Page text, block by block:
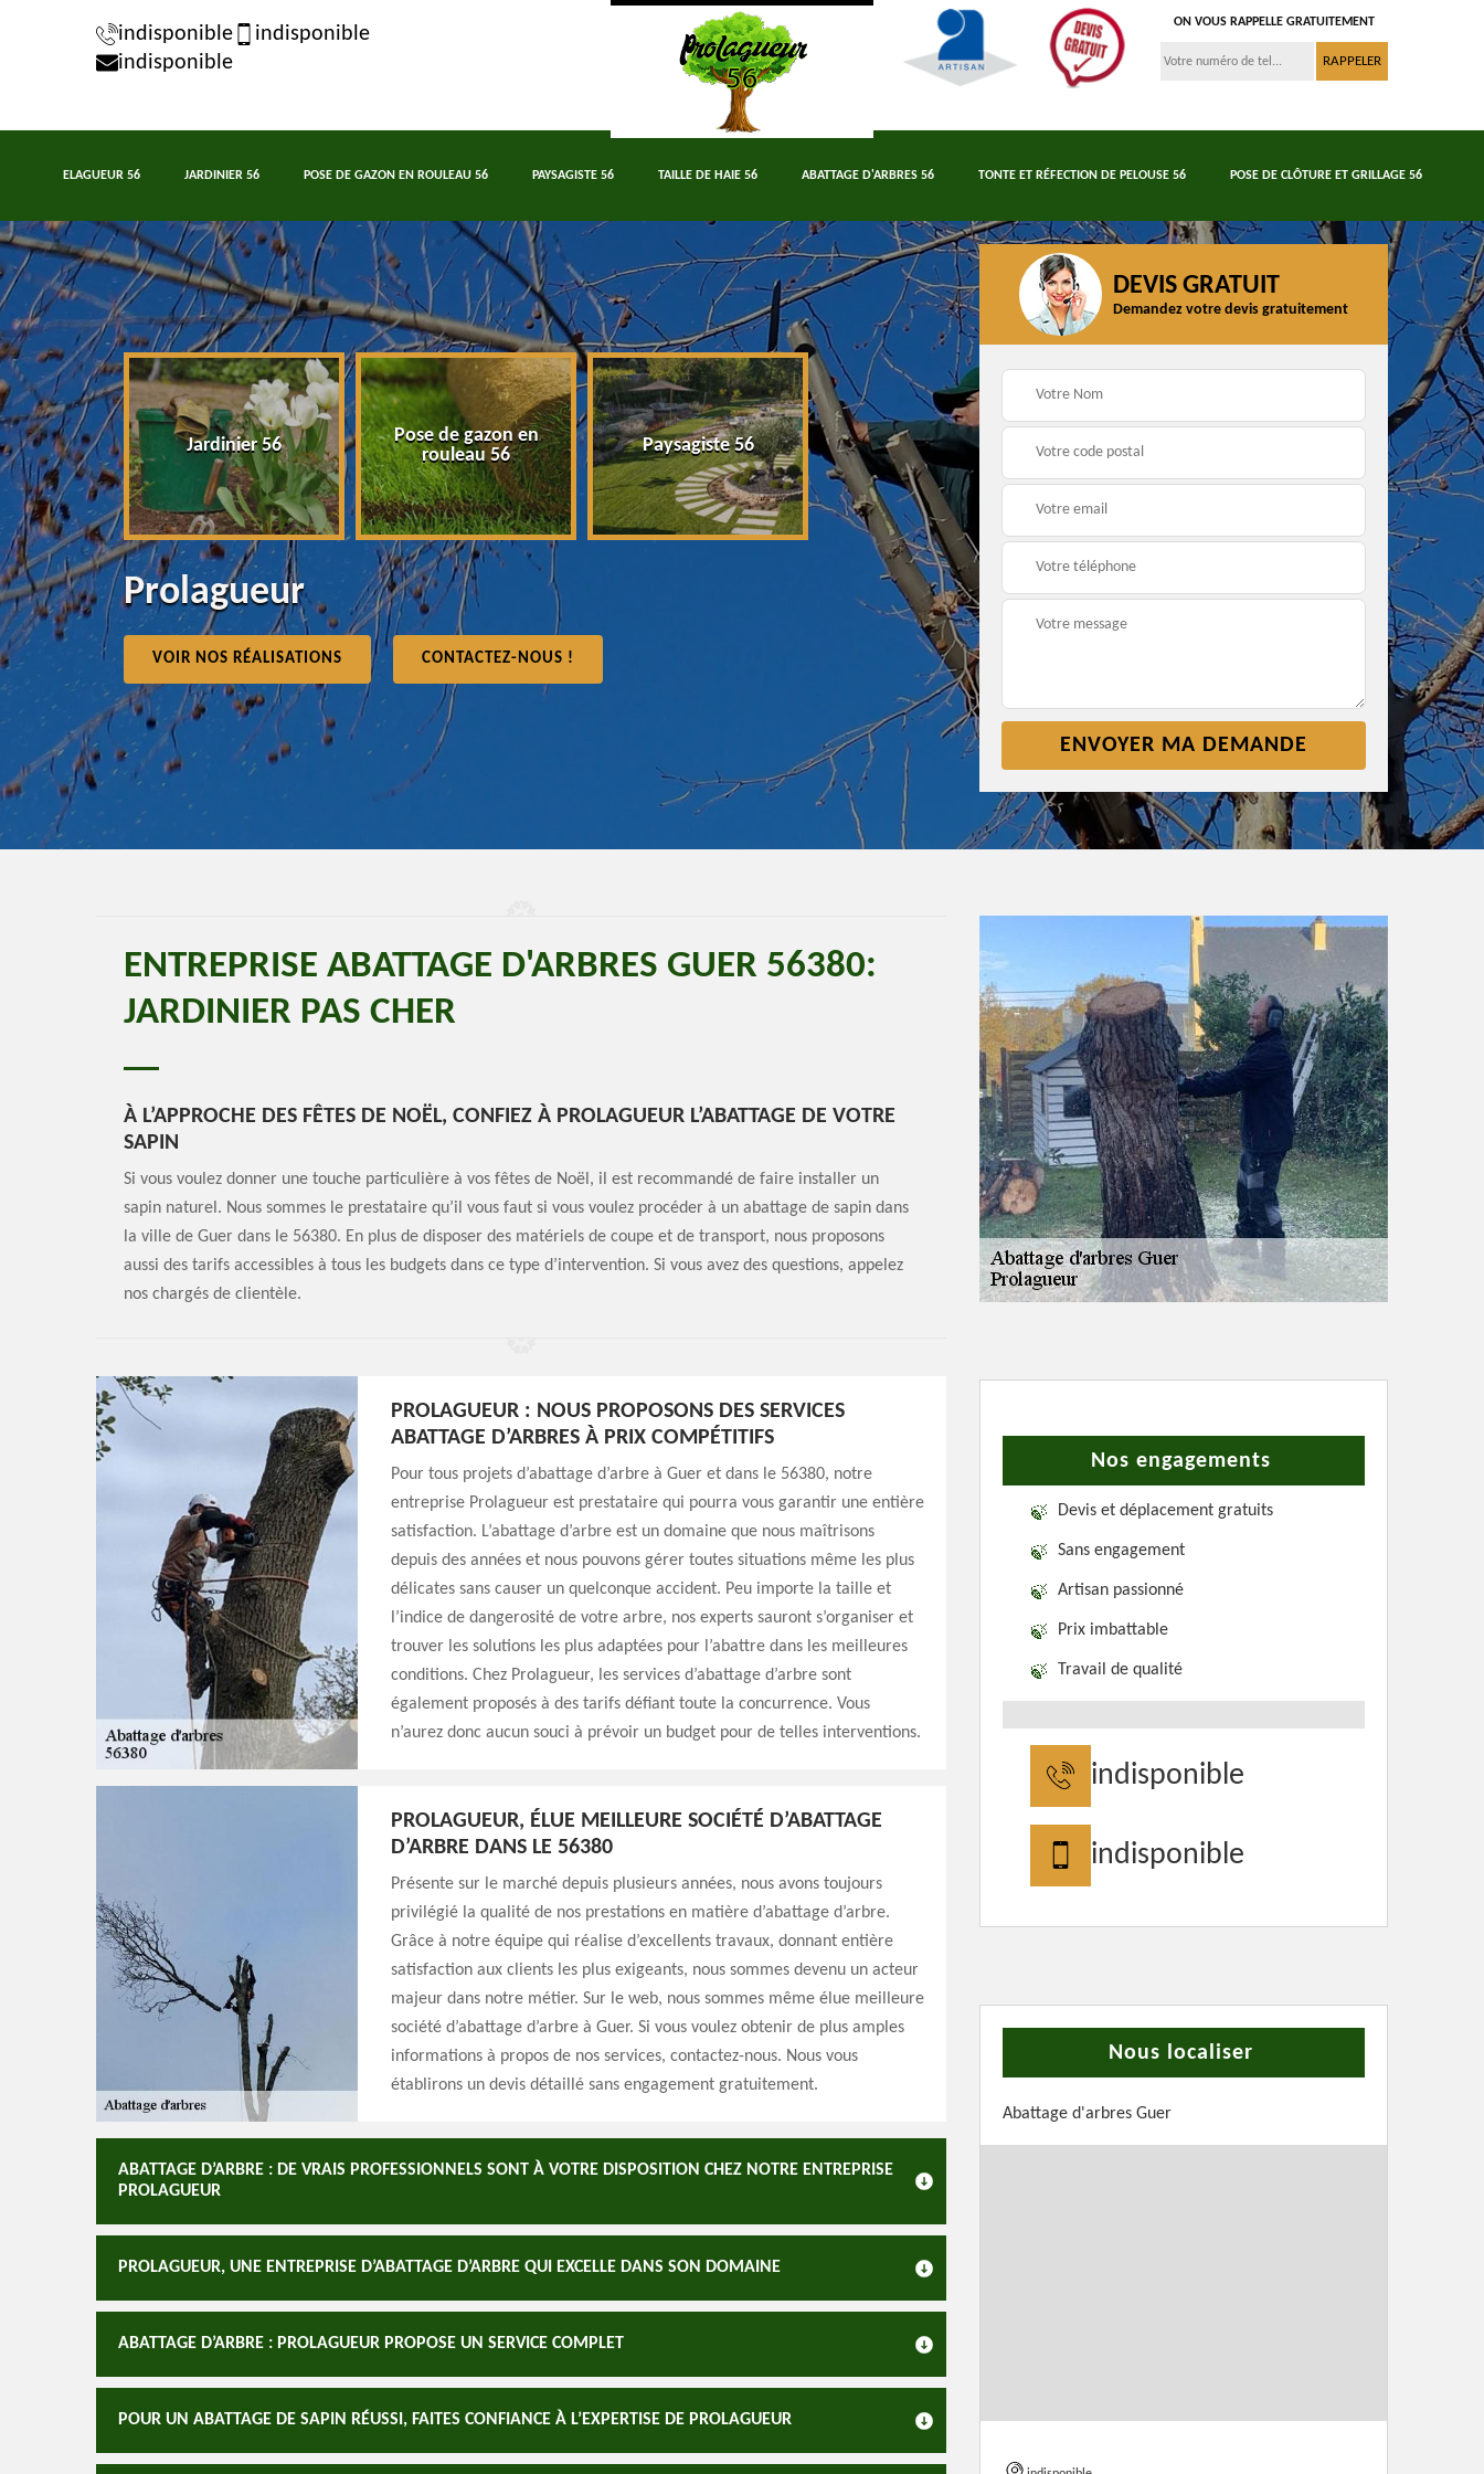
indisponible
indisponible
indisponible
ON VOUS RAPPELLE GRATUITEMENT
ELAGUEUR 56 JARDINIER 56 POSE DE GAZON EN ROULEAU 56 PAYSAGISTE 56 TAILLE DE HAIE 56 ABATTAGE D'ARBRES 56 TONTE ET RÉFECTION DE PELOUSE 56 POSE DE CLÔTURE ET GRILLAGE 56
56 Jardinier 56
Pose de gazon en
rouleau 56
Paysagiste 56 Taille de haie 56 Abattage d'arbres 56
Tonte et réfection de
pelouse 56
Prolagueur
VOIR NOS RÉALISATIONS CONTACTEZ-NOUS !
DEVIS GRATUIT
Demandez votre devis gratuitement
ENTREPRISE ABATTAGE D'ARBRES GUER 56380:
JARDINIER PAS CHER
À L’APPROCHE DES FÊTES DE NOËL, CONFIEZ À PROLAGUEUR L’ABATTAGE DE VOTRE
SAPIN
Si vous voulez donner une touche particulière à vos fêtes de Noël, il est recommandé de faire installer un
sapin naturel. Nous sommes le prestataire qu’il vous faut si vous voulez procéder à un abattage de sapin dans
la ville de Guer dans le 56380. En plus de disposer des matériels de coupe et de transport, nous proposons
aussi des tarifs accessibles à tous les budgets dans ce type d’intervention. Si vous avez des questions, appelez
nos chargés de clientèle.
PROLAGUEUR : NOUS PROPOSONS DES SERVICES
ABATTAGE D’ARBRES À PRIX COMPÉTITIFS
Pour tous projets d’abattage d’arbre à Guer et dans le 56380, notre
entreprise Prolagueur est prestataire qui pourra vous garantir une entière
satisfaction. L’abattage d’arbre est un domaine que nous maîtrisons
depuis des années et nous pouvons gérer toutes situations même les plus
délicates sans causer un quelconque accident. Peu importe la taille et
l’indice de dangerosité de votre arbre, nos experts sauront s’organiser et
trouver les solutions les plus adaptées pour l’abattre dans les meilleures
conditions. Chez Prolagueur, les services d’abattage d’arbre sont
également proposés à des tarifs défiant toute la concurrence. Vous
n’aurez donc aucun souci à prévoir un budget pour de telles interventions.
PROLAGUEUR, ÉLUE MEILLEURE SOCIÉTÉ D’ABATTAGE
D’ARBRE DANS LE 56380
Présente sur le marché depuis plusieurs années, nous avons toujours
privilégié la qualité de nos prestations en matière d’abattage d’arbre.
Grâce à notre équipe qui réalise d’excellents travaux, donnant entière
satisfaction aux clients les plus exigeants, nous sommes devenu un acteur
majeur dans notre métier. Sur le web, nous sommes même élue meilleure
société d’abattage d’arbre à Guer. Si vous voulez obtenir de plus amples
informations à propos de nos services, contactez-nous. Nous vous
établirons un devis détaillé sans engagement gratuitement.
ABATTAGE D’ARBRE : DE VRAIS PROFESSIONNELS SONT À VOTRE DISPOSITION CHEZ NOTRE ENTREPRISE
PROLAGUEUR
PROLAGUEUR, UNE ENTREPRISE D’ABATTAGE D’ARBRE QUI EXCELLE DANS SON DOMAINE
ABATTAGE D’ARBRE : PROLAGUEUR PROPOSE UN SERVICE COMPLET
POUR UN ABATTAGE DE SAPIN RÉUSSI, FAITES CONFIANCE À L’EXPERTISE DE PROLAGUEUR
Nos engagements
Devis et déplacement gratuits
Sans engagement
Artisan passionné
Prix imbattable
Travail de qualité
indisponible
indisponible
Nous localiser
Abattage d'arbres Guer